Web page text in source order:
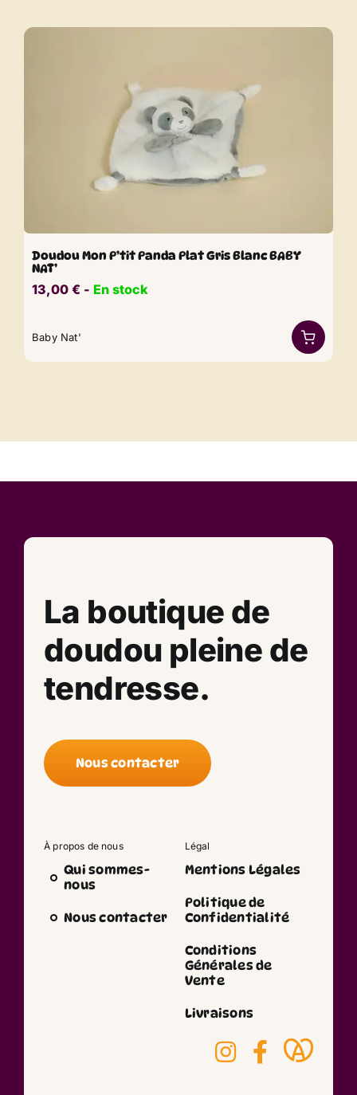
Doudou Mon P’tit Panda Plat Gris Blanc BABY
NAT’
13,00 € ​​ - En stock
Baby Nat'
La boutique de
doudou pleine de
tendresse.
Nous contacter
À propos de nous
Qui sommes-
nous
Nous contacter
Légal
Mentions Légales
Politique de
Confidentialité
Conditions
Générales de
Vente
Livraisons